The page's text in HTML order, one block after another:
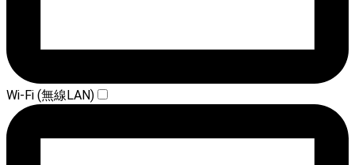
Wi-Fi (無線LAN)